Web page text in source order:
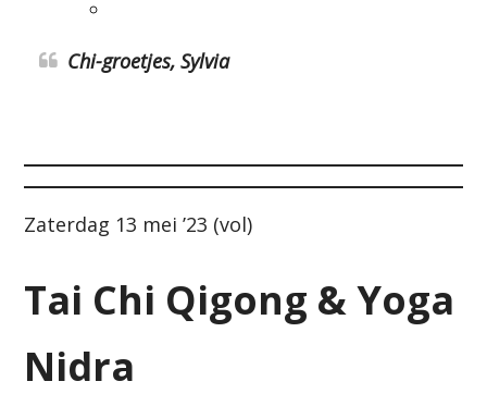
Chi-groetjes, Sylvia
Zaterdag 13 mei ’23 (vol)
Tai Chi Qigong & Yoga
Nidra